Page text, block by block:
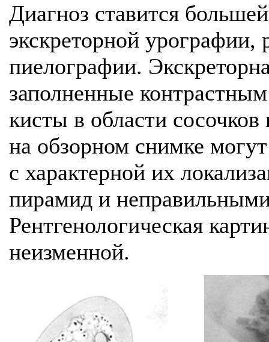
Диагноз ставится
экскреторной урографии,
пиелографии.
заполненные
кисты в области
на обзорном снимке
с характерной их
пирамид и
Рентгенологическая
неизменной.